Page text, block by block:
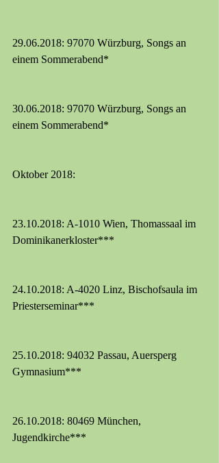
29.06.2018: 97070 Würzburg, Songs an
einem Sommerabend*
30.06.2018: 97070 Würzburg, Songs an
einem Sommerabend*
Oktober 2018:
23.10.2018: A-1010 Wien, Thomassaal im
Dominikanerkloster***
24.10.2018: A-4020 Linz, Bischofsaula im
Priesterseminar***
25.10.2018: 94032 Passau, Auersperg
Gymnasium***
26.10.2018: 80469 München,
Jugendkirche***